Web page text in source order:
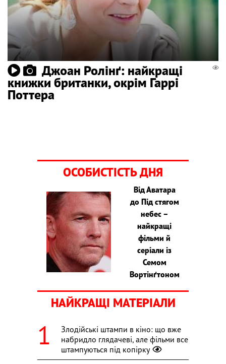
Джоан Ролінґ: найкращі
книжки британки, окрім Гаррі
Поттера
ОСОБИСТІСТЬ ДНЯ
Від Аватара
до Під стягом
небес –
найкращі
фільми й
серіали із
Семом
Вортінґтоном
НАЙКРАЩІ МАТЕРІАЛИ
Злодійські штампи в кіно: що вже
набридло глядачеві, але фільми все
штампуються під копірку